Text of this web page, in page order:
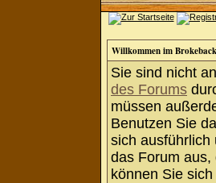
Willkommen im
Sie sind nicht
des Forums
müssen
Benutzen Sie
sich ausführlich
das Forum
können Sie sich